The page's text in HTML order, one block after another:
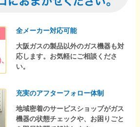
全メーカー対応可能
大阪ガスの製品以外のガス機器も対
応します。お気軽にご相談くださ
い。
充実のアフターフォロー体制
地域密着のサービスショップがガス
機器の状態チェックや、お困りごと